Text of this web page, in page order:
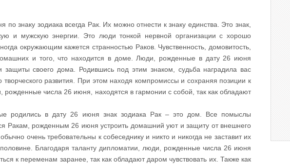
по знаку зодиака всегда Рак. Их можно отнести к знаку единства. Это знак,
и мужскую энергии. Это люди тонкой нервной организации с хорошо
окружающим кажется странностью Раков. Чувственность, домовитость,
и того, что находится в доме. Люди, рожденные в дату 26 июня
защиты своего дома. Родившись под этим знаком, судьба наградила вас
творческого развития. При этом находя компромиссы и сохраняя позиции к
рожденные числа 26 июня, находятся в гармонии с собой, так как обладают
родились в дату 26 июня знак зодиака Рак – это дом. Все помыслы
Ракам, рожденным 26 июня устроить домашний уют и защиту от внешнего
очень требовательны к собеседнику и никто и никогда не заставит их
Благодаря таланту дипломатии, люди, рожденные числа 26 июня
к переменам заранее, так как обладают даром чувствовать их. Также как